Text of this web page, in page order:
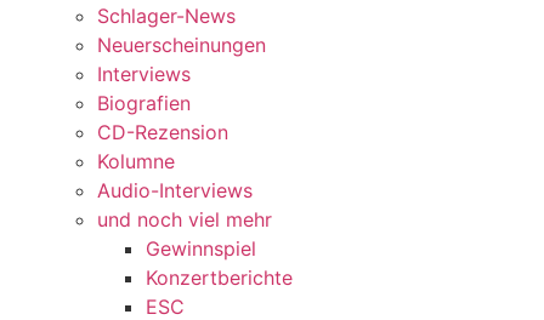
Schlager-News
Neuerscheinungen
Interviews
Biografien
CD-Rezension
Kolumne
Audio-Interviews
und noch viel mehr
Gewinnspiel
Konzertberichte
ESC